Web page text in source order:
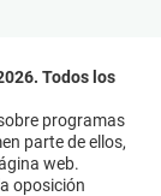
Todos los
programas
parte de ellos,
web.
oposición